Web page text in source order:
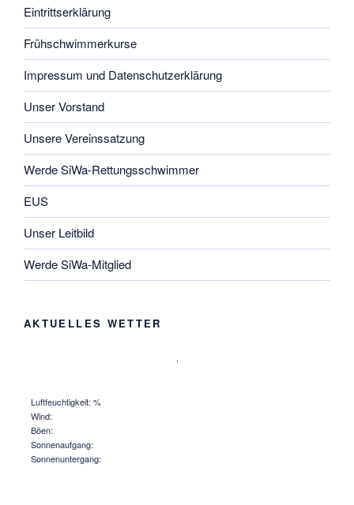
Eintrittserklärung
Frühschwimmerkurse
Impressum und Datenschutzerklärung
Unser Vorstand
Unsere Vereinssatzung
Werde SiWa-Rettungsschwimmer
EUS
Unser Leitbild
Werde SiWa-Mitglied
AKTUELLES WETTER
,
Luftfeuchtigkeit: %
Wind:
Böen:
Sonnenaufgang:
Sonnenuntergang: